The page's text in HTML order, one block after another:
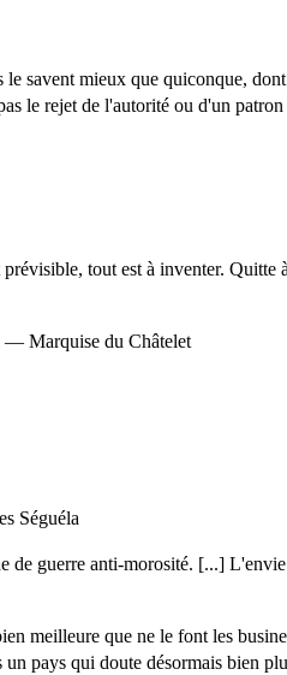
savent mieux que quiconque,
le rejet de l'autorité ou d'un
tout est à inventer. Quitte
— Marquise du Châtelet
Séguéla
guerre anti-morosité. [...]
meilleure que ne le font les
pays qui doute désormais bien